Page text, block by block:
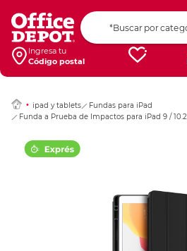
Ingresa tu
Código postal
ipad y tablets
Fundas para iPad
Funda a Prueba de Impactos para iPad 9 /